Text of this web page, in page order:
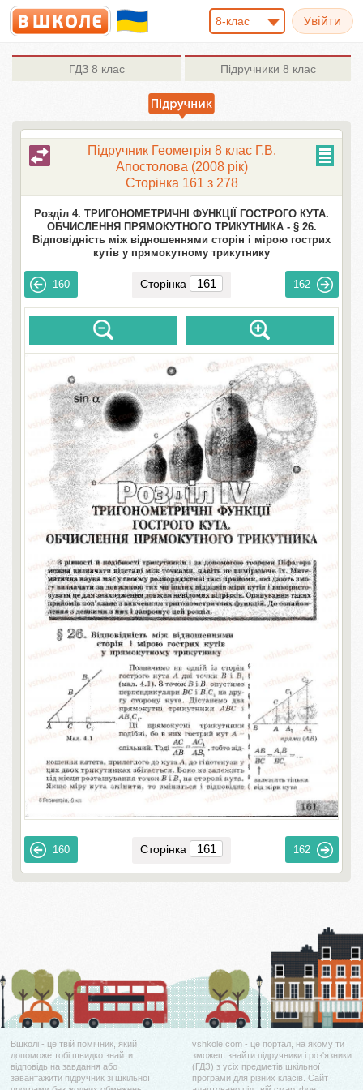
8-клас
ГДЗ 8 клас Підручники 8 клас
Підручник Геометрія 8 клас Г.В.
Апостолова (2008 рік)
Сторінка 161 з 278
Розділ 4. ТРИГОНОМЕТРИЧНІ ФУНКЦІЇ ГОСТРОГО КУТА.
ОБЧИСЛЕННЯ ПРЯМОКУТНОГО ТРИКУТНИКА - § 26.
Відповідність між відношеннями сторін і мірою гострих
кутів у прямокутному трикутнику
160 Сторінка 162
160 Сторінка 162
Вшколі - це твій помічник, який
допоможе тобі швидко знайти
відповідь на завдання або
завантажити підручник зі шкільної
vshkole.com - це портал, на якому ти
зможеш знайти підручники і роз'язники
(ГДЗ) з усіх предметів шкільної
програми для різних класів. Сайт